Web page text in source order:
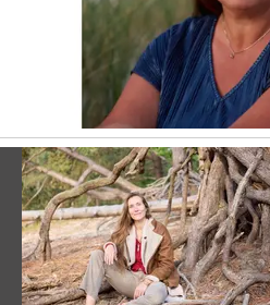
Vorige